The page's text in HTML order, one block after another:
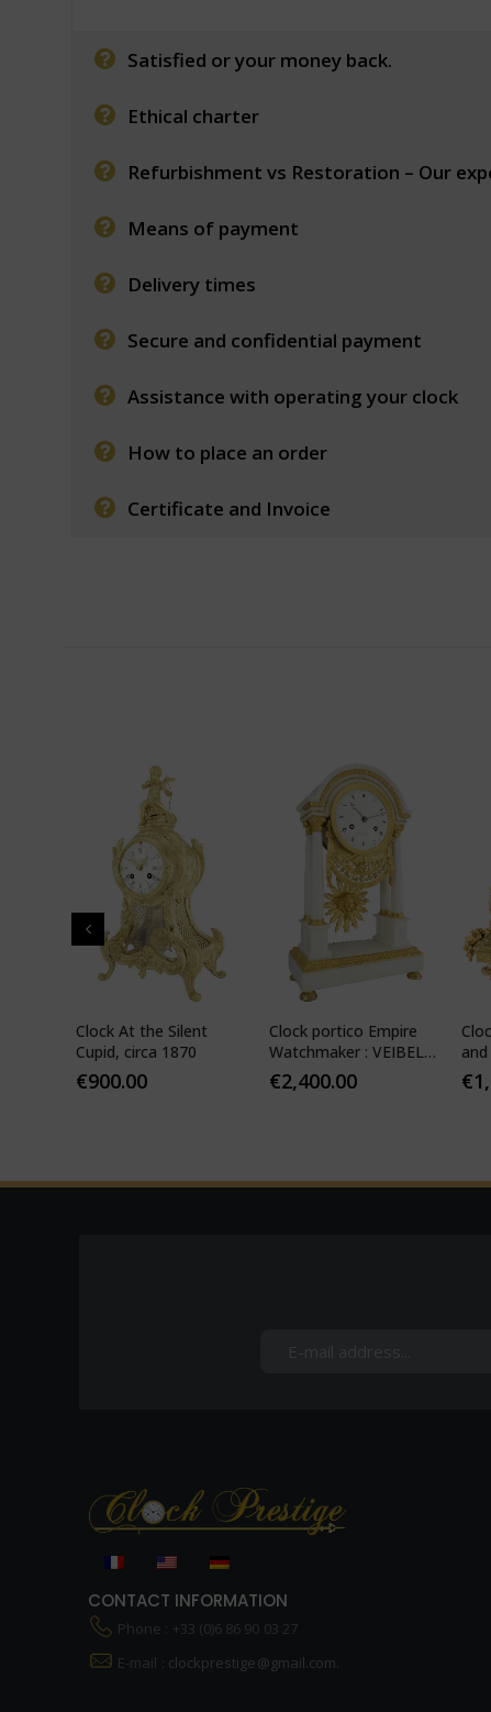
Satisfied or your money back.
Ethical charter
Refurbishment vs Restoration – Our
Means of payment
Delivery times
Secure and confidential payment
Assistance with operating your clock
How to place an order
Certificate and Invoice
Clock At the Silent
Cupid, circa 1870
€900.00
Clock portico Empire
Watchmaker : VEIBEL
1810
€2,400.00 €
CONTACT INFORMATION
Phone : +33 (0)6 86 90 03 27
E-mail : clockprestige@gmail.com.